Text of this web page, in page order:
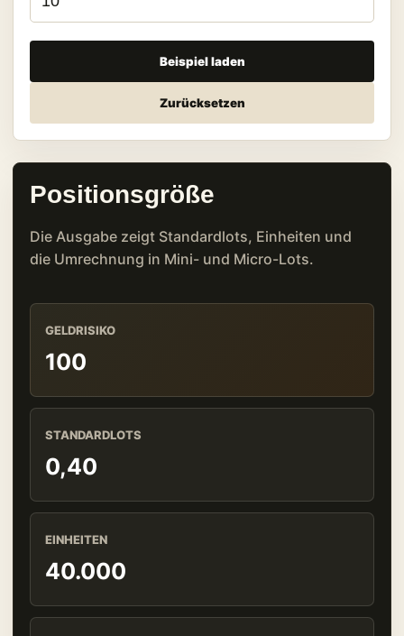
Beispiel laden
Zurücksetzen
Positionsgröße
Die Ausgabe zeigt Standardlots, Einheiten und
die Umrechnung in Mini- und Micro-Lots.
GELDRISIKO
100
STANDARDLOTS
0,40
EINHEITEN
40.000